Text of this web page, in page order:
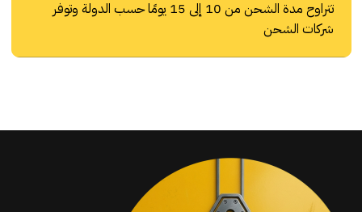
تتراوح مدة الشحن من 10 إلى 15 يومًا حسب الدولة وتوفر
شركات الشحن